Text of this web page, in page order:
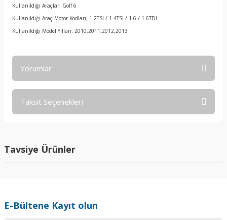
Kullanıldığı Araçlar; Golf 6
Kullanıldığı Araç Motor Kodları; 1.2TSI / 1.4TSI / 1.6 / 1.6TDI
Kullanıldığı Model Yılları; 2010,2011,2012,2013
Yorumlar
Taksit Seçenekleri
Tavsiye Ürünler
E-Bültene Kayıt olun